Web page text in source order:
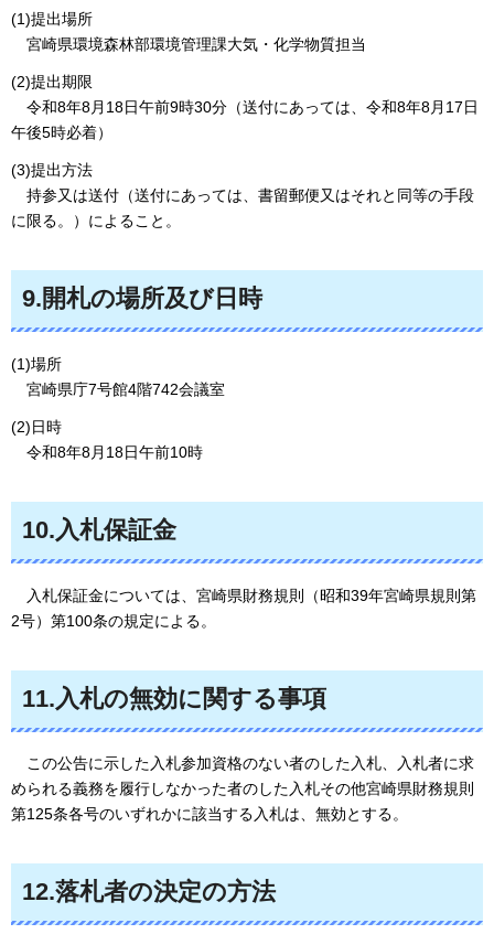
(1)提出場所
宮崎県環境森林部環境管理課大気・化学物質担当
(2)提出期限
令和8年8月18日午前9時30分（送付にあっては、令和8年8月17日
午後5時必着）
(3)提出方法
持参又は送付（送付にあっては、書留郵便又はそれと同等の手段
に限る。）によること。
9.開札の場所及び日時
(1)場所
宮崎県庁7号館4階742会議室
(2)日時
令和8年8月18日午前10時
10.入札保証金
入札保証金については、宮崎県財務規則（昭和39年宮崎県規則第
2号）第100条の規定による。
11.入札の無効に関する事項
こ の公告に示した入札参加資格のない者のした入札、入札者に求
められる義務を履行しなかった者のした入札その他宮崎県財務規則
第125条各号のいずれかに該当する入札は、無効とする。
12.落札者の決定の方法